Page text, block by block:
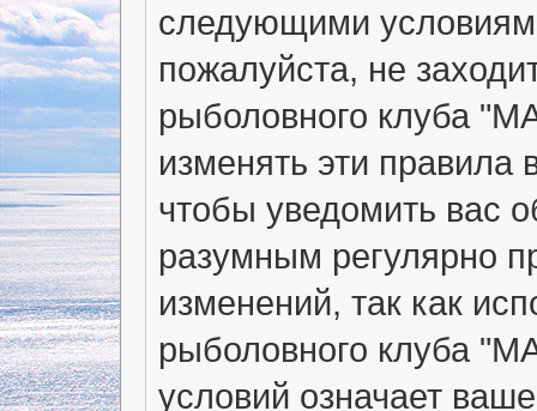
следующими
пожалуйста, не
рыболовного клуба
изменять эти
чтобы уведомить вас
разумным регулярно
изменений, так как
рыболовного клуба
условий означает